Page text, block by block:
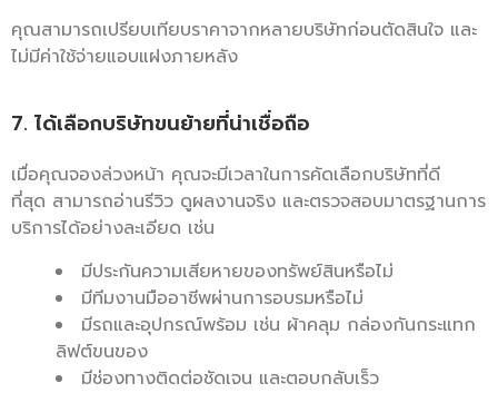
คุณสามารถเปรียบเทียบราคาจากหลายบริษัทก่อนตัดสินใจ และ
ไม่มีค่าใช้จ่ายแอบแฝงภายหลัง
7. ได้เลือกบริษัทขนย้ายที่น่าเชื่อถือ
เมื่อคุณจองล่วงหน้า คุณจะมีเวลาในการคัดเลือกบริษัทที่ดี
ที่สุด สามารถอ่านรีวิว ดูผลงานจริง และตรวจสอบมาตรฐานการ
บริการได้อย่างละเอียด เช่น
มีประกันความเสียหายของทรัพย์สินหรือไม่
มีทีมงานมืออาชีพผ่านการอบรมหรือไม่
มีรถและอุปกรณ์พร้อม เช่น ผ้าคลุม กล่องกันกระแทก
ลิฟต์ขนของ
มีช่องทางติดต่อชัดเจน และตอบกลับเร็ว